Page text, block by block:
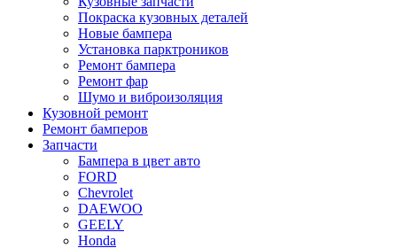
Покраска кузовных деталей
Новые бампера
Установка парктроников
Ремонт бампера
Ремонт фар
Шумо и виброизоляция
Кузовной ремонт
Ремонт бамперов
Запчасти
Бампера в цвет авто
FORD
Chevrolet
DAEWOO
GEELY
Honda